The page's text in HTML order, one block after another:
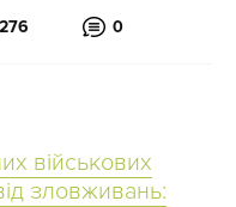
0
військових
зловживань: